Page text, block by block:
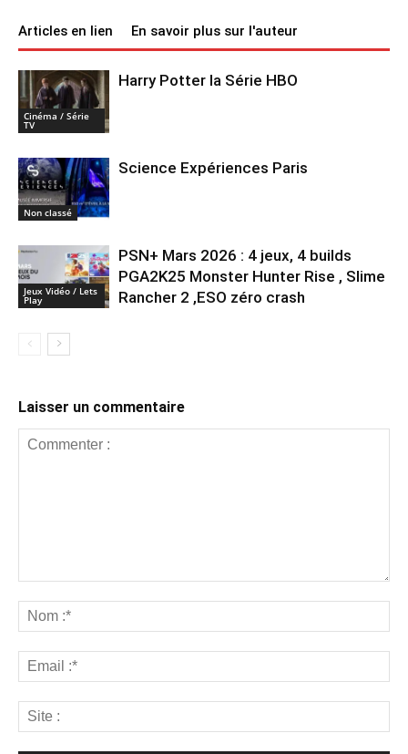
Articles en lien En savoir plus sur l'auteur
Cinéma / Série
TV
Harry Potter la Série HBO
Non classé
Science Expériences Paris
Jeux Vidéo / Lets
Play
PSN+ Mars 2026 : 4 jeux, 4 builds
PGA2K25 Monster Hunter Rise , Slime
Rancher 2 ,ESO zéro crash
Laisser un commentaire